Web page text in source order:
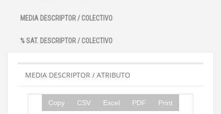
MEDIA DESCRIPTOR / COLECTIVO
% SAT. DESCRIPTOR / COLECTIVO
MEDIA DESCRIPTOR / ATRIBUTO
Copy CSV Excel PDF Print